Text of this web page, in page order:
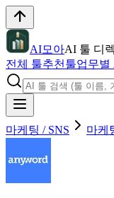
AI모아AI 툴 디
전체 툴추천툴업무별
마케팅 / SNS 마케